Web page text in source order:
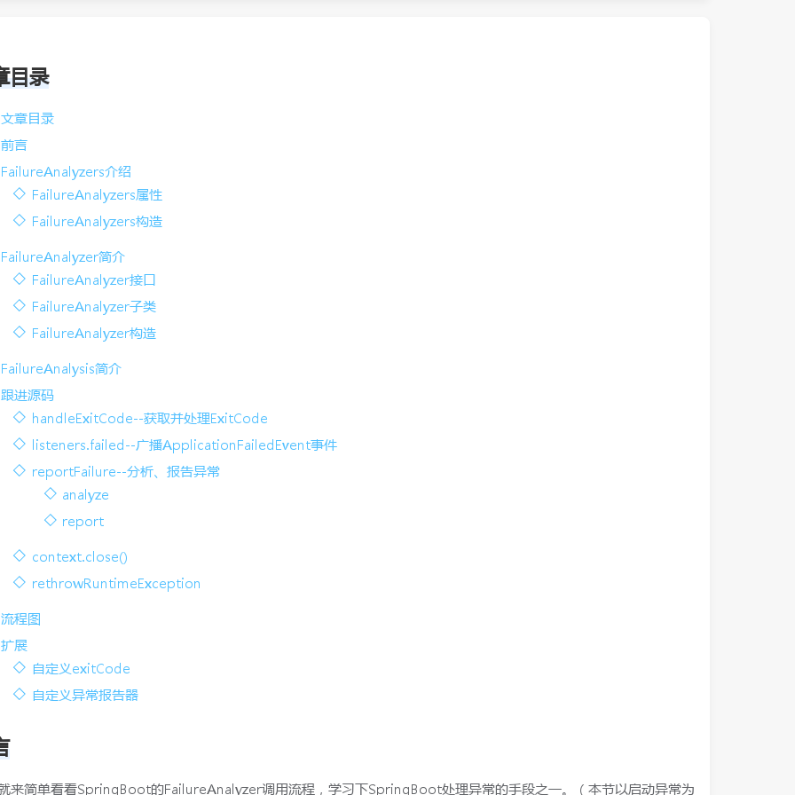
目录
文章目录
前言
FailureAnalyzers介绍
FailureAnalyzers属性
FailureAnalyzers构造
FailureAnalyzer简介
FailureAnalyzer接口
FailureAnalyzer子类
FailureAnalyzer构造
FailureAnalysis简介
跟进源码
handleExitCode--获取并处理ExitCode
listeners.failed--广播ApplicationFailedEvent事件
reportFailure--分析、报告异常
analyze
report
context.close()
rethrowRuntimeException
流程图
扩展
自定义exitCode
自定义异常报告器
来简单看看SpringBoot的FailureAnalyzer调用流程，学习下SpringBoot处理异常的手段之一。（本节以启动异常为